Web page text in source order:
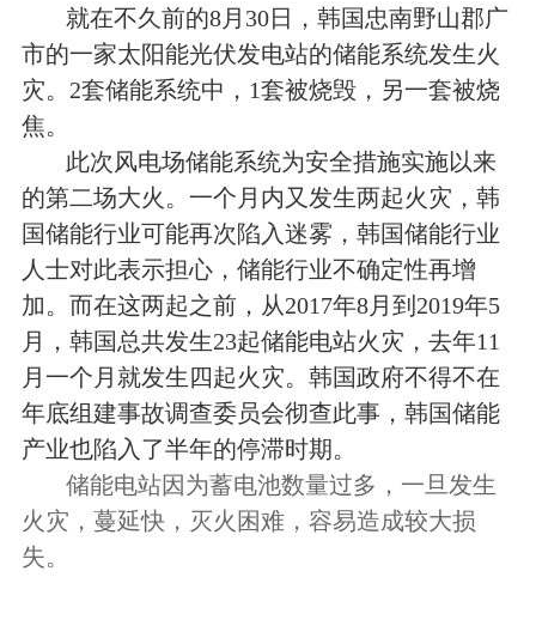
就在不久前的8月30日，韩国忠南野山郡广
市的一家太阳能光伏发电站的储能系统发生火
灾。2套储能系统中，1套被烧毁，另一套被烧
焦。
此次风电场储能系统为安全措施实施以来
的第二场大火。一个月内又发生两起火灾，韩
国储能行业可能再次陷入迷雾，韩国储能行业
人士对此表示担心，储能行业不确定性再增
加。而在这两起之前，从2017年8月到2019年5
月，韩国总共发生23起储能电站火灾，去年11
月一个月就发生四起火灾。韩国政府不得不在
年底组建事故调查委员会彻查此事，韩国储能
产业也陷入了半年的停滞时期。
储能电站因为蓄电池数量过多，一旦发生
火灾，蔓延快，灭火困难，容易造成较大损
失。